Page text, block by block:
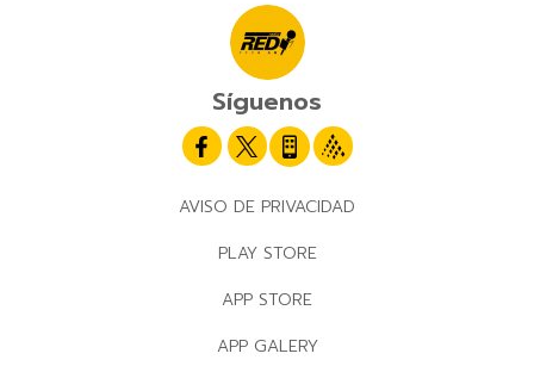
Síguenos
AVISO DE PRIVACIDAD
PLAY STORE
APP STORE
APP GALERY